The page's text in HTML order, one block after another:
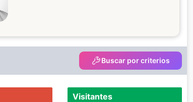
Buscar por criterios
Visitantes